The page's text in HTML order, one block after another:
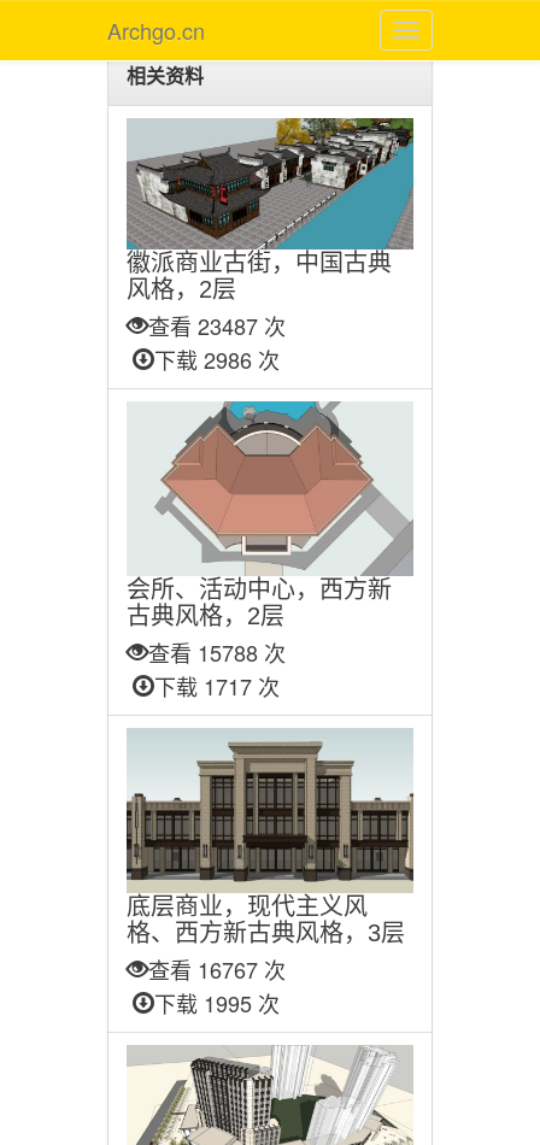
Archgo.cn
相关资料
徽派商业古街，中国古典
风格，2层
查看 23487 次
下载 2986 次
会所、活动中心，西方新
古典风格，2层
查看 15788 次
下载 1717 次
底层商业，现代主义风
格、西方新古典风格，3层
查看 16767 次
下载 1995 次